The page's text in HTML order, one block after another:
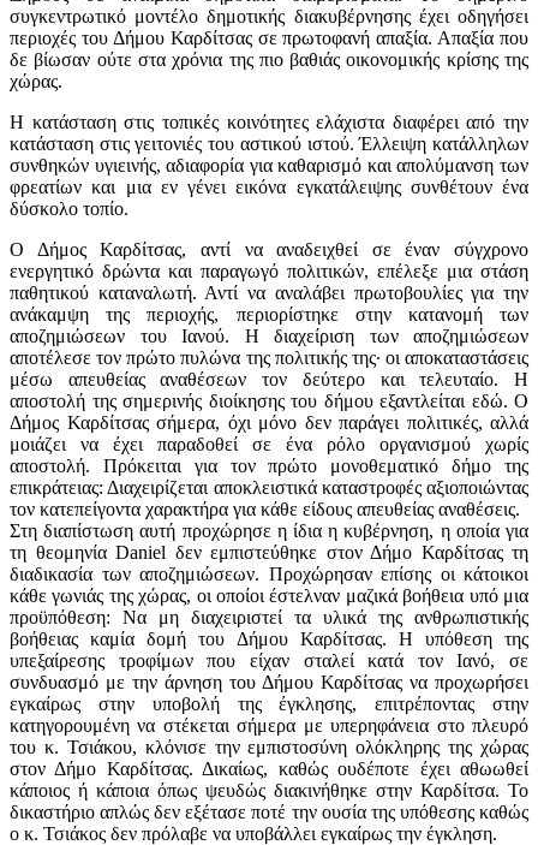
συγκεντρωτικό μοντέλο δημοτικής διακυβέρνησης έχει οδηγήσει
περιοχές του Δήμου Καρδίτσας σε πρωτοφανή απαξία. Απαξία που
δε βίωσαν ούτε στα χρόνια της πιο βαθιάς οικονομικής κρίσης της
χώρας.
Η κατάσταση στις τοπικές κοινότητες ελάχιστα διαφέρει από την
κατάσταση στις γειτονιές του αστικού ιστού. Έλλειψη κατάλληλων
συνθηκών υγιεινής, αδιαφορία για καθαρισμό και απολύμανση των
φρεατίων και μια εν γένει εικόνα εγκατάλειψης συνθέτουν ένα
δύσκολο τοπίο.
Ο Δήμος Καρδίτσας, αντί να αναδειχθεί σε έναν σύγχρονο
ενεργητικό δρώντα και παραγωγό πολιτικών, επέλεξε μια στάση
παθητικού καταναλωτή. Αντί να αναλάβει πρωτοβουλίες για την
ανάκαμψη της περιοχής, περιορίστηκε στην κατανομή των
αποζημιώσεων του Ιανού. Η διαχείριση των αποζημιώσεων
αποτέλεσε τον πρώτο πυλώνα της πολιτικής της· οι αποκαταστάσεις
μέσω απευθείας αναθέσεων τον δεύτερο και τελευταίο. Η
αποστολή της σημερινής διοίκησης του δήμου εξαντλείται εδώ. Ο
Δήμος Καρδίτσας σήμερα, όχι μόνο δεν παράγει πολιτικές, αλλά
μοιάζει να έχει παραδοθεί σε ένα ρόλο οργανισμού χωρίς
αποστολή. Πρόκειται για τον πρώτο μονοθεματικό δήμο της
επικράτειας: Διαχειρίζεται αποκλειστικά καταστροφές αξιοποιώντας
τον κατεπείγοντα χαρακτήρα για κάθε είδους απευθείας αναθέσεις.
Στη διαπίστωση αυτή προχώρησε η ίδια η κυβέρνηση, η οποία για
τη θεομηνία Daniel δεν εμπιστεύθηκε στον Δήμο Καρδίτσας τη
διαδικασία των αποζημιώσεων. Προχώρησαν επίσης οι κάτοικοι
κάθε γωνιάς της χώρας, οι οποίοι έστελναν μαζικά βοήθεια υπό μια
προϋπόθεση: Να μη διαχειριστεί τα υλικά της ανθρωπιστικής
βοήθειας καμία δομή του Δήμου Καρδίτσας. Η υπόθεση της
υπεξαίρεσης τροφίμων που είχαν σταλεί κατά τον Ιανό, σε
συνδυασμό με την άρνηση του Δήμου Καρδίτσας να προχωρήσει
εγκαίρως στην υποβολή της έγκλησης, επιτρέποντας στην
κατηγορουμένη να στέκεται σήμερα με υπερηφάνεια στο πλευρό
του κ. Τσιάκου, κλόνισε την εμπιστοσύνη ολόκληρης της χώρας
στον Δήμο Καρδίτσας. Δικαίως, καθώς ουδέποτε έχει αθωωθεί
κάποιος ή κάποια όπως ψευδώς διακινήθηκε στην Καρδίτσα. Το
δικαστήριο απλώς δεν εξέτασε ποτέ την ουσία της υπόθεσης καθώς
ο κ. Τσιάκος δεν πρόλαβε να υποβάλλει εγκαίρως την έγκληση.